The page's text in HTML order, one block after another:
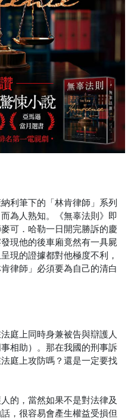
利筆下的「林肯律師」系列
為人熟知。《無辜法則》即
可．哈勒一日開完勝訴的慶
現他的後車廂竟然有一具屍
現的證據都對他極度不利，
律師」必須要為自己的清白
庭上同時身兼被告與辯護人
相助）。那在我國的刑事訴
庭上攻防嗎？還是一定要找
的，當然如果不是對法律及
，很容易會產生權益受損但